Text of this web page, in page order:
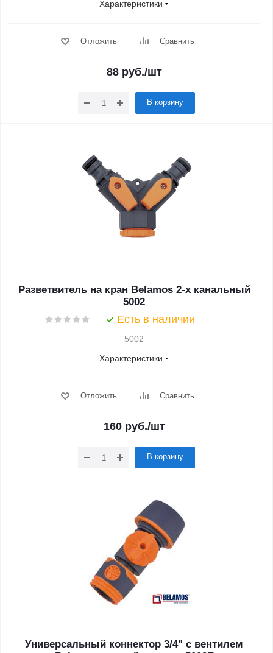
Характеристики
Отложить Сравнить
88 руб./шт
В корзину
Разветвитель на кран Belamos 2-х канальный
5002
Есть в наличии
5002
Характеристики
Отложить Сравнить
160 руб./шт
В корзину
Универсальный коннектор 3/4" с вентилем